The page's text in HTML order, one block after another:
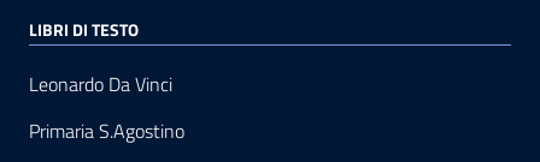
LIBRI DI TESTO
Leonardo Da Vinci
Primaria S.Agostino